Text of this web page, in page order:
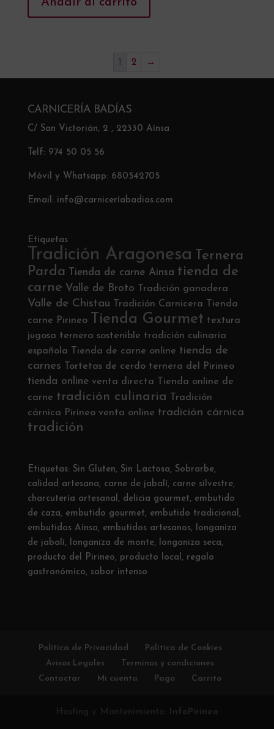
2 →
CARNICERÍA BADÍAS
C/ San Victorián, 2 , 22330 Aínsa
Telf: 974 50 05 56
Móvil y Whatsapp: 680542705
Email: info@carniceríabadias.com
Etiquetas
Tradición Aragonesa Ternera
Parda
Tienda de carne Ainsa tienda de
carne Valle de Broto Tradición ganadera
Valle de Chistau Tradición Carnicera
Tienda
carne Pirineo
Tienda Gourmet textura
jugosa ternera sostenible tradición culinaria
española
Tienda de carne online tienda de
carnes
Tortetas de cerdo ternera del Pirineo
tienda online venta directa
Tienda online de
carne tradición culinaria
Tradición
cárnica Pirineo venta online tradición cárnica
tradición
Etiquetas: Sin Gluten, Sin Lactosa, Sobrarbe,
calidad artesana, carne de jabalí, carne silvestre,
charcutería artesanal , delicia gourmet, embutido
de caza, embutido gourmet, embutido tradicional ,
embutidos Aínsa, embutidos artesanos,
longaniza
de jabalí, longaniza de monte, longaniza seca,
producto del Pirineo, producto local , regalo
gastronómico, sabor intenso
Política de Privacidad
Política de Cookies
Avisos Legales
Terminos y condiciones
Contactar
Mi cuenta Pago Carrito